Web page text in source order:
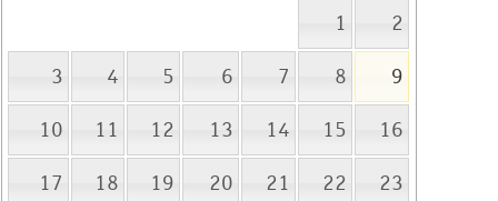
1 2
3 4 5 6 7 8 9
10 11 12 13 14 15 16
17 18 19 20 21 22 23